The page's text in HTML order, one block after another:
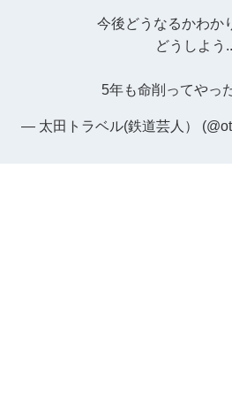
今後どうなるかわか
どうしよう
5年も命削ってやっ
— 太田トラベル(鉄道芸人）